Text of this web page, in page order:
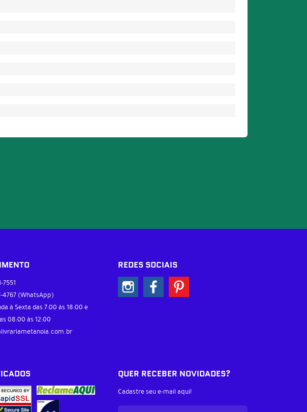
7551
4767(WhatsApp)
à Sexta das 7:00 às 18:00 e
08:00 às 12:00
REDES SOCIAIS
QUER RECEBER NOVIDADES?
Cadastre seu e-mail aqui!